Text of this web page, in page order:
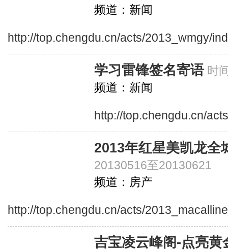
频道：新闻
http://top.chengdu.cn/acts/2013_wmgy/
学习雷锋签名寄语 时
频道：新闻
http://top.chengdu.cn/
2013年红星美凯龙全
20130516至20130621
频道：房产
http://top.chengdu.cn/acts/
吉宝凌云峰阁-点亮